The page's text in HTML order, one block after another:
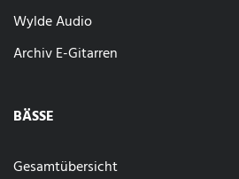
Wylde Audio
Archiv E-Gitarren
BÄSSE
Gesamtübersicht